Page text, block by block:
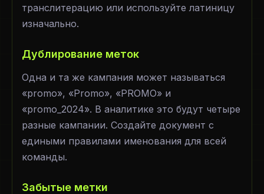
транслитерацию или используйте латиницу
изначально.
Дублирование меток
Одна и та же кампания может называться
«promo», «Promo», «PROMO» и
«promo_2024». В аналитике это будут четыре
разные кампании. Создайте документ с
едиными правилами именования для всей
команды.
Забытые метки